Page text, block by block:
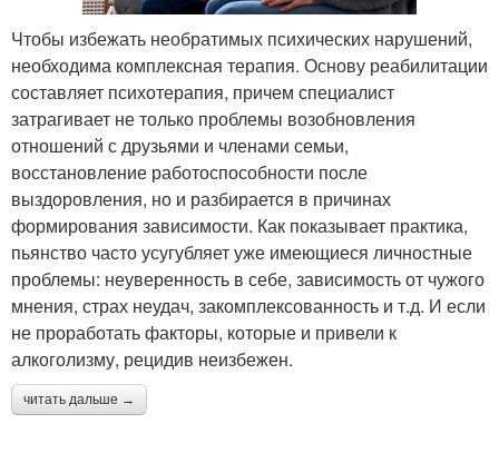
Чтобы избежать необратимых психических нарушений,
необходима комплексная терапия. Основу реабилитации
составляет психотерапия, причем специалист
затрагивает не только проблемы возобновления
отношений с друзьями и членами семьи,
восстановление работоспособности после
выздоровления, но и разбирается в причинах
формирования зависимости. Как показывает практика,
пьянство часто усугубляет уже имеющиеся личностные
проблемы: неуверенность в себе, зависимость от чужого
мнения, страх неудач, закомплексованность и т.д. И если
не проработать факторы, которые и привели к
алкоголизму, рецидив неизбежен.
читать дальше →